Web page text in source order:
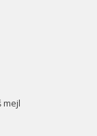
mejl